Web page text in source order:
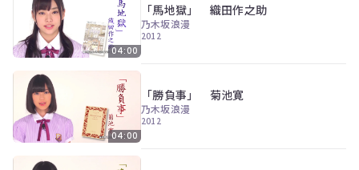
04:00
「馬地獄」 織田作之助
乃木坂浪漫
2012
04:00
「勝負事」 菊池寛
乃木坂浪漫
2012